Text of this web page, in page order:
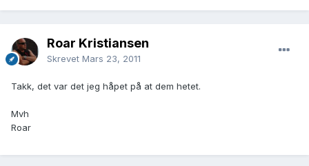
Roar Kristiansen
Skrevet Mars 23, 2011
Takk, det var det jeg håpet på at dem hetet.
Mvh
Roar